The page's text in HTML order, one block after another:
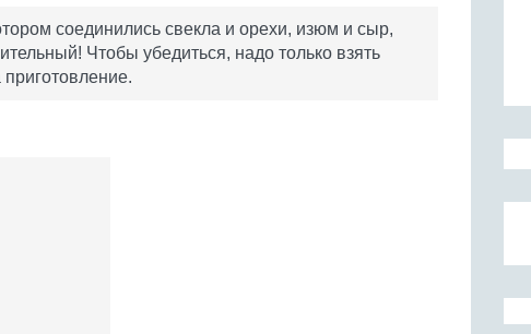
соединились свекла и орехи, изюм и сыр,
Чтобы убедиться, надо только взять